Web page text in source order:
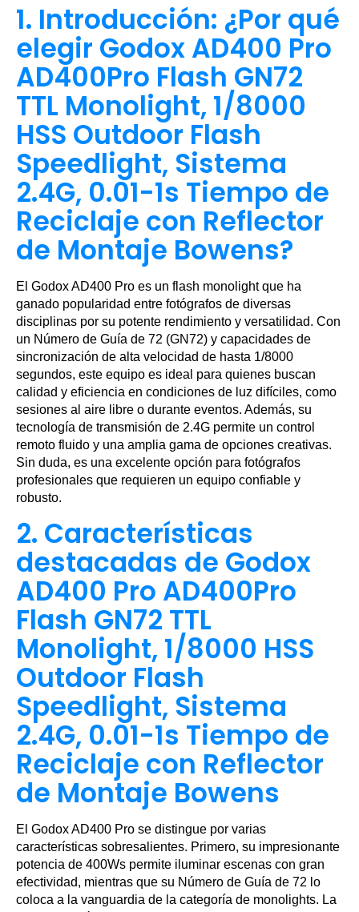
1. Introducción: ¿Por qué
elegir Godox AD400 Pro
AD400Pro Flash GN72
TTL Monolight, 1/8000
HSS Outdoor Flash
Speedlight, Sistema
2.4G, 0.01-1s Tiempo de
Reciclaje con Reflector
de Montaje Bowens?
El Godox AD400 Pro es un flash monolight que ha
ganado popularidad entre fotógrafos de diversas
disciplinas por su potente rendimiento y versatilidad. Con
un Número de Guía de 72 (GN72) y capacidades de
sincronización de alta velocidad de hasta 1/8000
segundos, este equipo es ideal para quienes buscan
calidad y eficiencia en condiciones de luz difíciles, como
sesiones al aire libre o durante eventos. Además, su
tecnología de transmisión de 2.4G permite un control
remoto fluido y una amplia gama de opciones creativas.
Sin duda, es una excelente opción para fotógrafos
profesionales que requieren un equipo confiable y
robusto.
2. Características
destacadas de Godox
AD400 Pro AD400Pro
Flash GN72 TTL
Monolight, 1/8000 HSS
Outdoor Flash
Speedlight, Sistema
2.4G, 0.01-1s Tiempo de
Reciclaje con Reflector
de Montaje Bowens
El Godox AD400 Pro se distingue por varias
características sobresalientes. Primero, su impresionante
potencia de 400Ws permite iluminar escenas con gran
efectividad, mientras que su Número de Guía de 72 lo
coloca a la vanguardia de la categoría de monolights. La